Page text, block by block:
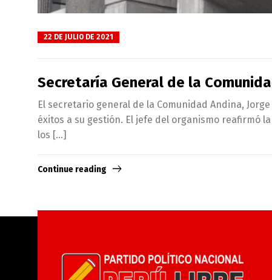
22 DE JULIO DE 2021
Secretaría General de la
El secretario general de la Comunidad Andina,
éxitos a su gestión. El jefe del organismo reafirmó
los […]
Continue reading